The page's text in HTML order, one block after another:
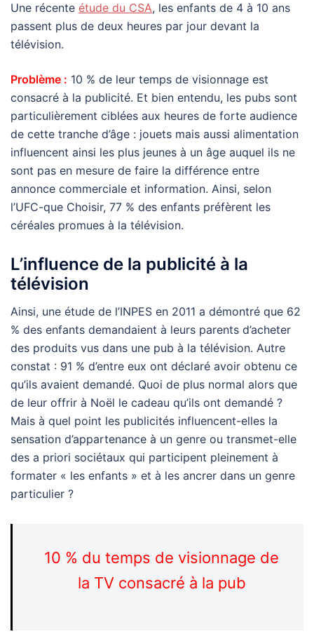
Une récente étude du CSA, les enfants de 4 à 10 ans
passent plus de deux heures par jour devant la
télévision.
Problème : 10 % de leur temps de visionnage est
consacré à la publicité. Et bien entendu, les pubs sont
particulièrement ciblées aux heures de forte audience
de cette tranche d’âge : jouets mais aussi alimentation
influencent ainsi les plus jeunes à un âge auquel ils ne
sont pas en mesure de faire la différence entre
annonce commerciale et information. Ainsi, selon
l’UFC-que Choisir, 77 % des enfants préfèrent les
céréales promues à la télévision.
L’influence de la publicité à la
télévision
Ainsi, une étude de l’INPES en 2011 a démontré que 62
% des enfants demandaient à leurs parents d’acheter
des produits vus dans une pub à la télévision. Autre
constat : 91 % d’entre eux ont déclaré avoir obtenu ce
qu’ils avaient demandé. Quoi de plus normal alors que
de leur offrir à Noël le cadeau qu’ils ont demandé ?
Mais à quel point les publicités influencent-elles la
sensation d’appartenance à un genre ou transmet-elle
des a priori sociétaux qui participent pleinement à
formater « les enfants » et à les ancrer dans un genre
particulier ?
10 % du temps de visionnage de
la TV consacré à la pub